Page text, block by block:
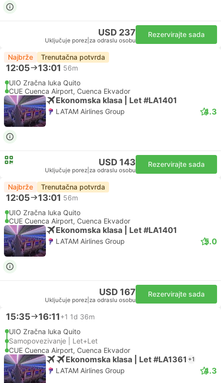
USD 237
Uključuje porez za odraslu osobu
Rezervirajte sada
Najbrže Trenutačna potvrda
12:05 13:01 56m
UIO Zračna luka Quito
CUE Cuenca Airport, Cuenca Ekvador
Ekonomska klasa | Let #LA1401
LATAM Airlines Group 4.3
USD 143
Uključuje porez za odraslu osobu
Rezervirajte sada
Najbrže Trenutačna potvrda
12:05 13:01 56m
UIO Zračna luka Quito
CUE Cuenca Airport, Cuenca Ekvador
Ekonomska klasa | Let #LA1401
LATAM Airlines Group 5.0
USD 167
Uključuje porez za odraslu osobu
Rezervirajte sada
15:35 16:11+1 1d 36m
UIO Zračna luka Quito
Samopovezivanje | Let+Let
CUE Cuenca Airport, Cuenca Ekvador
Ekonomska klasa | Let #LA1361 +1
LATAM Airlines Group 4.3